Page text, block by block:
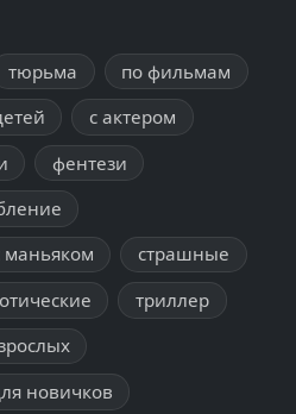
тюрьма
по фильмам
с актером
фентези
маньяком
страшные
триллер
новичков